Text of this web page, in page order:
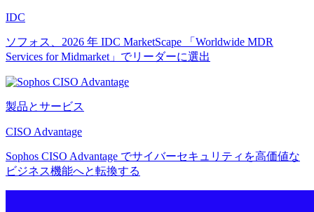
IDC
ソフォス、2026 年 IDC MarketScape 「Worldwide MDR
Services for Midmarket」でリーダーに選出
製品とサービス
CISO Advantage
Sophos CISO Advantage でサイバーセキュリティを高価値な
ビジネス機能へと転換する